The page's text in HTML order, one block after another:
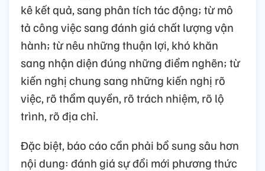
kê kết quả, sang phân tích tác động; từ mô
tả công việc sang đánh giá chất lượng vận
hành; từ nêu những thuận lợi, khó khăn
sang nhận diện đúng những điểm nghẽn; từ
kiến nghị chung sang những kiến nghị rõ
việc, rõ thẩm quyền, rõ trách nhiệm, rõ lộ
trình, rõ địa chỉ.
Đặc biệt, báo cáo cần phải bổ sung sâu hơn
nội dung: đánh giá sự đổi mới phương thức